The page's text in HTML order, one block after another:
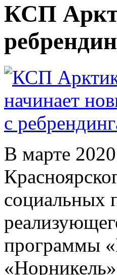
КСП
В марте
социальных
программы